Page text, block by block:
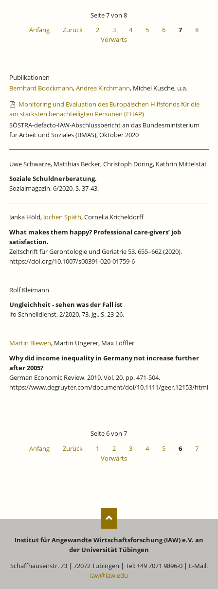
DEUTSCHLANDSeite 7 von 8
Anfang
Zurück 2 3 4 5 6 7
8
Vorwärts
Publikationen
Bernhard Boockmann,Andrea Kirchmann, Michel Kusche, u.a.
Monitoring und Evaluation des Europäischen Hilfsfonds für die
am stärksten benachteiligten Personen (EHAP)
SÖSTRA-defacto-IAW-Abschlussbericht an das Bundesministerium
für Arbeit und Soziales (BMAS), Oktober 2020
Uwe Schwarze, Matthias Becker, Christoph Döring, Kathrin Mittelstät
Soziale Schuldnerberatung.
Sozialmagazin. 6/2020, S. 37-43.
Janka Höld, Jochen Späth, Cornelia Kricheldorff
What makes them happy? Professional care-givers’ job
satisfaction.
Zeitschrift für Gerontologie und Geriatrie 53, 655–662 (2020).
https://doi.org/10.1007/s00391-020-01759-6
Rolf Kleimann
Ungleichheit - sehen was der Fall ist
ifo Schnelldienst, 2/2020, 73. Jg., S. 23-26.
Martin Biewen, Martin Ungerer, Max Löffler
Why did income inequality in Germany not increase further
after 2005?
German Economic Review, 2019, Vol. 20, pp. 471-504.
https://www.degruyter.com/document/doi/10.1111/geer.12153/html
Seite 6 von 7
Anfang
Zurück 1 2 3 4 5 6
7
Vorwärts
Institut für Angewandte Wirtschaftsforschung (IAW) e.V. an
der Universität Tübingen
Schaffhausenstr. 73 | 72072 Tübingen | Tel: +49 7071 9896-0 | E-Mail:
iaw@iaw.edu